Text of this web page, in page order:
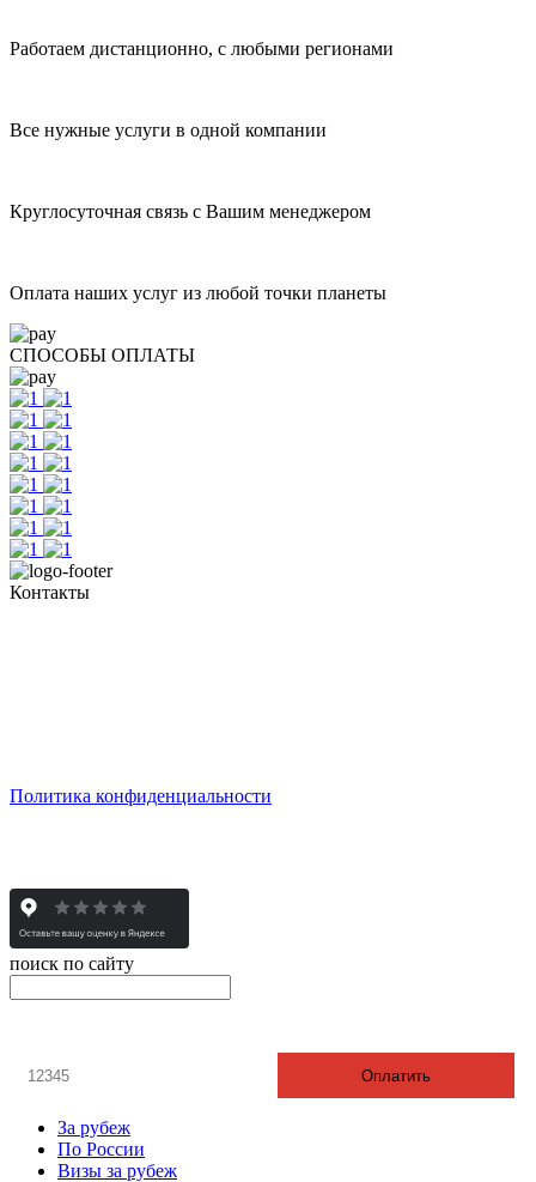
Работаем дистанционно, с любыми регионами
Все нужные услуги в одной компании
Круглосуточная связь с Вашим менеджером
Оплата наших услуг из любой точки планеты
СПОСОБЫ ОПЛАТЫ
Контакты
Политика конфиденциальности
поиск по сайту
Оплатить
За рубеж
По России
Визы за рубеж